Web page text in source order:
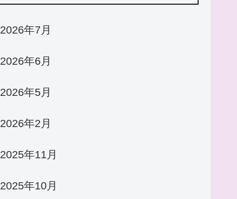
2026年7月
2026年6月
2026年5月
2026年2月
2025年11月
2025年10月